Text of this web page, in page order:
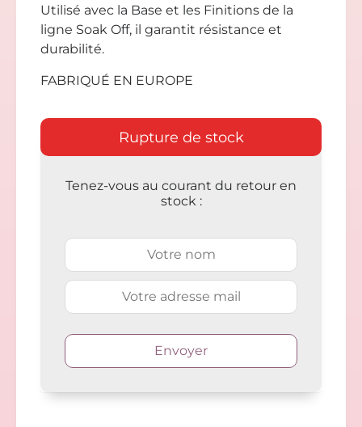
Utilisé avec la Base et les Finitions de la
ligne Soak Off, il garantit résistance et
durabilité.
FABRIQUÉ EN EUROPE
Rupture de stock
Tenez-vous au courant du retour en
stock :